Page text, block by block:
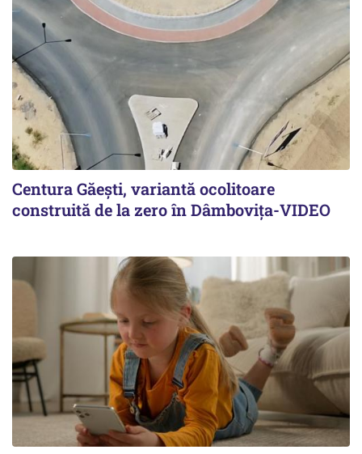
Centura Găești, variantă ocolitoare
construită de la zero în Dâmbovița-VIDEO